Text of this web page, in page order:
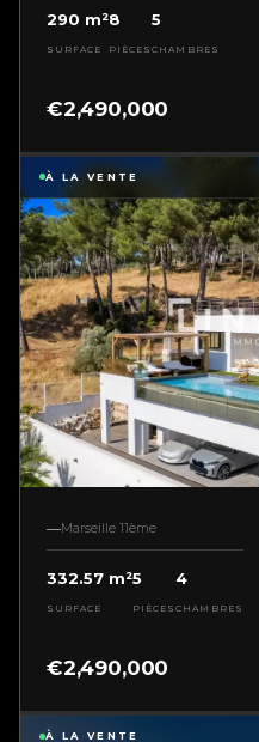
290 m²
SURFACE
8
PIÈCES
5
CHAMBRES
€2,490,000
À LA VENTE
Marseille 11ème
332.57 m²
SURFACE
5
PIÈCES
4
CHAMBRES
€2,490,000
À LA VENTE